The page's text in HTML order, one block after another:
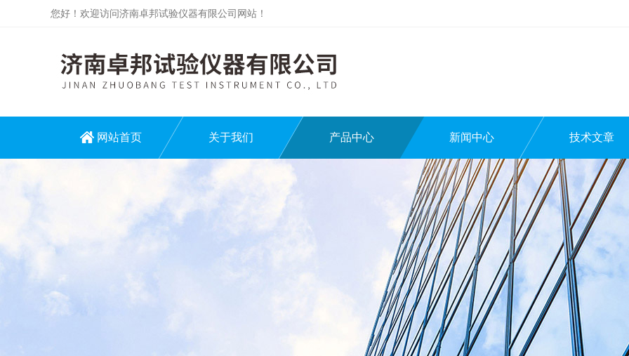
您好！欢迎访问济南卓邦试验仪器有限公司网站！
网站首页 关于我们 产品中心 新闻中心 技术文章